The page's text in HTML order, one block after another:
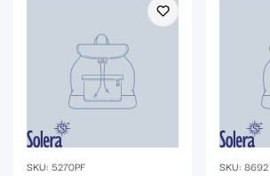
SKU: 5270PF SKU: 8692